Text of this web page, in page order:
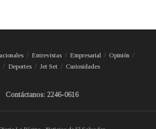
Entrevistas Empresarial
Opinión
Deportes Jet Set Curiosidades
Contáctanos: 2246-0616